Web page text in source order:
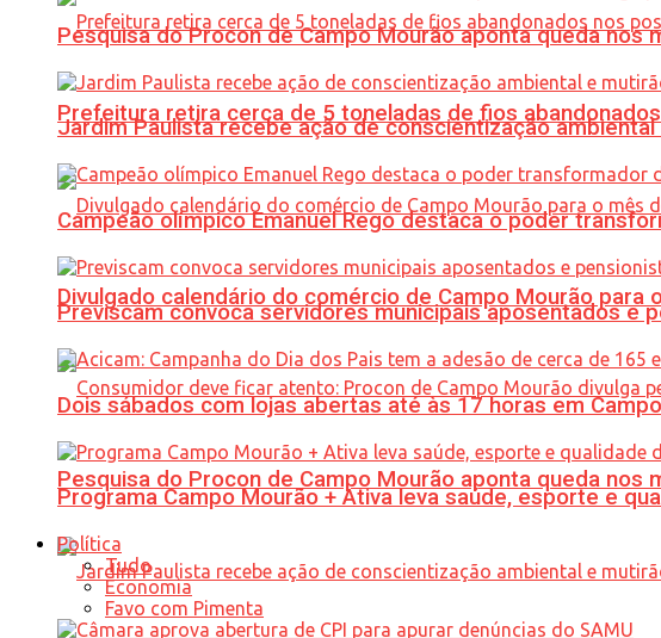
Prefeitura retira cerca de 5 toneladas de fios
Divulgado calendário do comércio de Campo Mourão para
Pesquisa do Procon de Campo Mourão aponta queda
Pesquisa do Procon de Campo Mourão aponta queda
Jardim Paulista recebe ação de conscientização
Campeão olímpico Emanuel Rego destaca o poder
Previscam convoca servidores municipais aposentados e
Dois sábados com lojas abertas até às 17 horas em
Programa Campo Mourão + Ativa leva saúde, esporte e
Política
Tudo
Economia
Favo com Pimenta